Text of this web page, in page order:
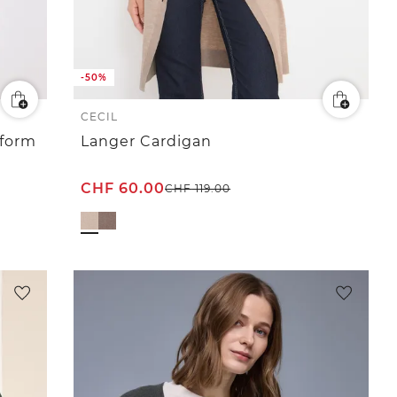
-50%
CECIL
Langer Cardigan
CHF 60.00CHF119.00